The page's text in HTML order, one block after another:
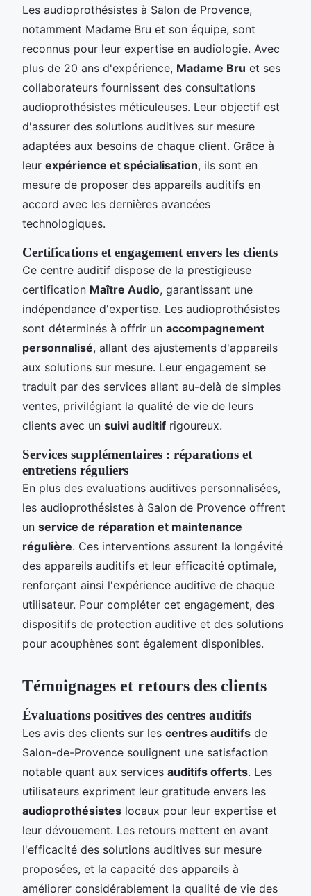
Les audioprothésistes à Salon de Provence,
notamment Madame Bru et son équipe, sont
reconnus pour leur expertise en audiologie. Avec
plus de 20 ans d'expérience, Madame Bru et ses
collaborateurs fournissent des consultations
audioprothésistes méticuleuses. Leur objectif est
d'assurer des solutions auditives sur mesure
adaptées aux besoins de chaque client. Grâce à
leur expérience et spécialisation, ils sont en
mesure de proposer des appareils auditifs en
accord avec les dernières avancées
technologiques.
Certifications et engagement envers les clients
Ce centre auditif dispose de la prestigieuse
certification Maître Audio, garantissant une
indépendance d'expertise. Les audioprothésistes
sont déterminés à offrir un accompagnement
personnalisé, allant des ajustements d'appareils
aux solutions sur mesure. Leur engagement se
traduit par des services allant au-delà de simples
ventes, privilégiant la qualité de vie de leurs
clients avec un suivi auditif rigoureux.
Services supplémentaires : réparations et
entretiens réguliers
En plus des evaluations auditives personnalisées,
les audioprothésistes à Salon de Provence offrent
un service de réparation et maintenance
régulière. Ces interventions assurent la longévité
des appareils auditifs et leur efficacité optimale,
renforçant ainsi l'expérience auditive de chaque
utilisateur. Pour compléter cet engagement, des
dispositifs de protection auditive et des solutions
pour acouphènes sont également disponibles.
Témoignages et retours des clients
Évaluations positives des centres auditifs
Les avis des clients sur les centres auditifs de
Salon-de-Provence soulignent une satisfaction
notable quant aux services auditifs offerts. Les
utilisateurs expriment leur gratitude envers les
audioprothésistes locaux pour leur expertise et
leur dévouement. Les retours mettent en avant
l'efficacité des solutions auditives sur mesure
proposées, et la capacité des appareils à
améliorer considérablement la qualité de vie des